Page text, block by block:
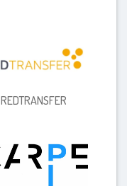
REDTRANSFER